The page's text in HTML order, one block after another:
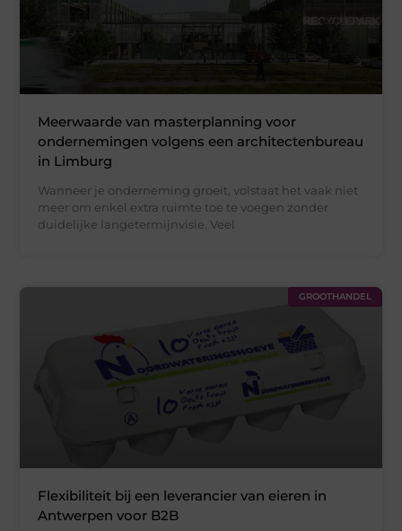
Meerwaarde van masterplanning voor
ondernemingen volgens een architectenbureau
in Limburg
Wanneer je onderneming groeit, volstaat het vaak niet
meer om enkel extra ruimte toe te voegen zonder
duidelijke langetermijnvisie. Veel
GROOTHANDEL
Flexibiliteit bij een leverancier van eieren in
Antwerpen voor B2B